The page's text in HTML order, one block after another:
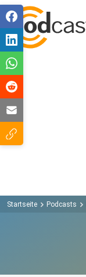
Startseite Podcasts